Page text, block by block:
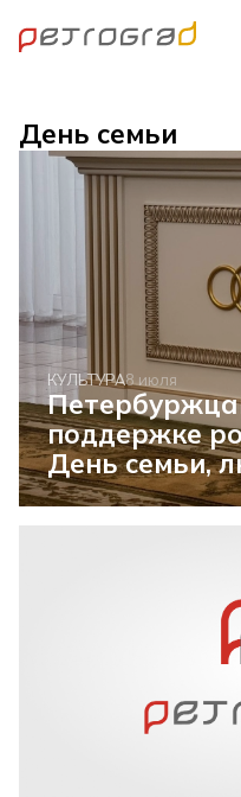
День семьи
КУЛЬТУРА8 июля
поддержке
День семьи,